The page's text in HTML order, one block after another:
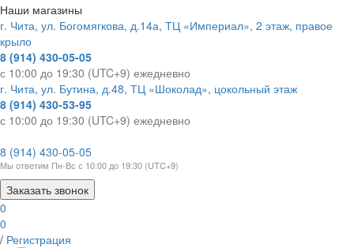
Наши магазины
г. Чита, ул. Богомягкова, д.14а, ТЦ «Империал», 2 этаж, правое
крыло
8 (914) 430-05-05
с 10:00 до 19:30 (UTC+9) ежедневно
г. Чита, ул. Бутина, д.48, ТЦ «Шоколад», цокольный этаж
8 (914) 430-53-95
с 10:00 до 19:30 (UTC+9) ежедневно
8 (914) 430-05-05
Мы ответим Пн-Вс с 10:00 до 19:30 (UTC+9)
Заказать звонок
0
0
/ Регистрация